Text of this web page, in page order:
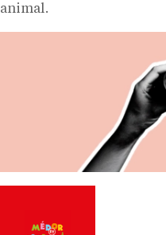
animal.